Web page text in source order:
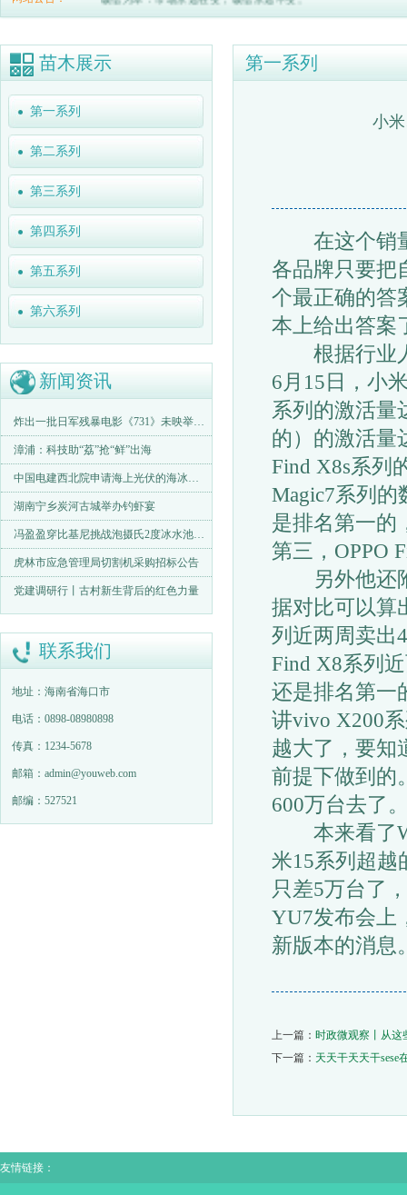
苗木展示
第一系列
第二系列
第三系列
第四系列
第五系列
第六系列
新闻资讯
炸出一批日军残暴电影《731》未映举报声不断
漳浦：科技助“荔”抢“鲜”出海
中国电建西北院申请海上光伏的海冰识别方法等专利可精准识别海冰
湖南宁乡炭河古城举办钓虾宴
冯盈盈穿比基尼挑战泡摄氏2度冰水池大晒完美身材令人血脉沸腾
虎林市应急管理局切割机采购招标公告
党建调研行丨古村新生背后的红色力量
联系我们
地址：海南省海口市
电话：0898-08980898
传真：1234-5678
邮箱：admin@youweb.com
邮编：527521
第一系列
小
在这个销量
各品牌只要把
个最正确的答
本上给出答案
根据行业人
6月15日，小
系列的激活量
的）的激活量
Find X8s系列
Magic7系列
是排名第一的
第三，OPPO
另外他还附
据对比可以算
列近两周卖出
Find X8系列
还是排名第一
讲vivo X200
越大了，要知
前提下做到的
600万台去了
本来看了
米15系列超越
只差5万台了
YU7发布会上
新版本的消息
上一篇： 时政微观察丨从这
下一篇： 天天干天天干sese
友情链接：